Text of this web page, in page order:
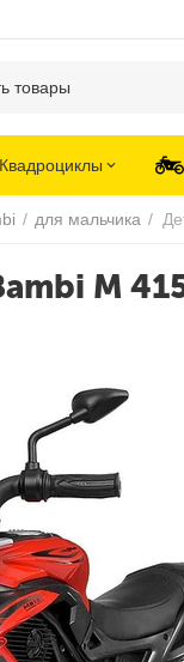
Квадроциклы
/ для мальчика /
M